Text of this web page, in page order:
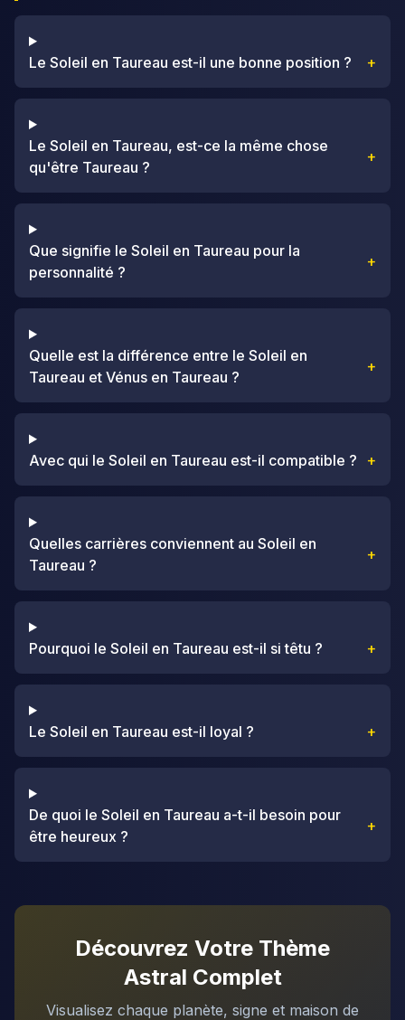
Le Soleil en Taureau est-il une bonne position ? +
Le Soleil en Taureau, est-ce la même chose
qu'être Taureau ?
+
Que signifie le Soleil en Taureau pour la
personnalité ?
+
Quelle est la différence entre le Soleil en
Taureau et Vénus en Taureau ?
+
Avec qui le Soleil en Taureau est-il compatible ? +
Quelles carrières conviennent au Soleil en
Taureau ?
+
Pourquoi le Soleil en Taureau est-il si têtu ? +
Le Soleil en Taureau est-il loyal ? +
De quoi le Soleil en Taureau a-t-il besoin pour
être heureux ?
+
Découvrez Votre Thème
Astral Complet
Visualisez chaque planète, signe et maison de